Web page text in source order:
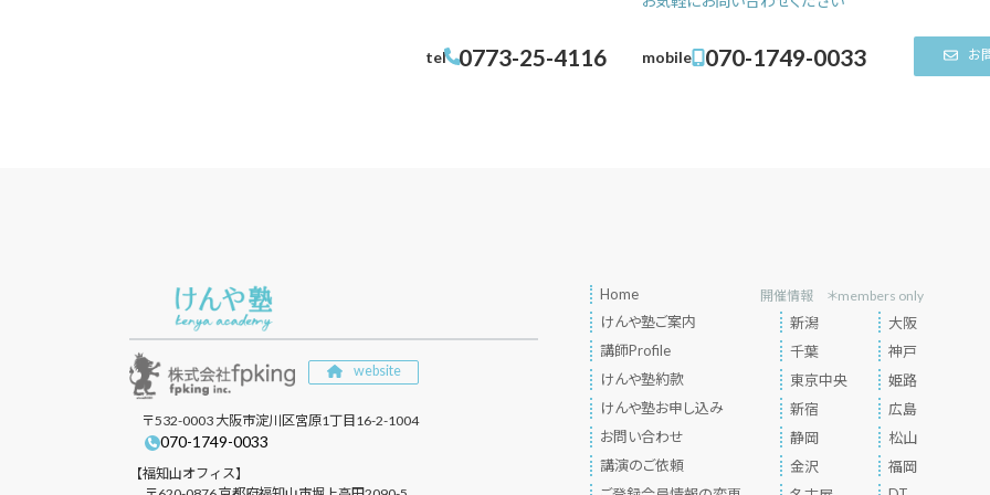
tel 0773-25-4116 mobile 070-1749-0033 お
website
〒532-0003 大阪市淀川区宮原1丁目16-2-1004
070-1749-0033
【福知山オフィス】
Home 開催情報 ＊members only
けんや塾ご案内 新潟
大阪
講師Profile
千葉
神戸
けんや塾約款
東京中央
姫路
けんや塾お申し込み
新宿
広島
お問い合わせ
静岡
松山
講演のご依頼
金沢
福岡